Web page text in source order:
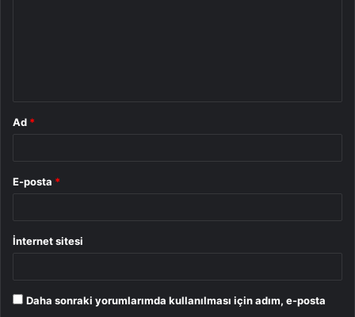
Ad *
E-posta *
İnternet sitesi
Daha sonraki yorumlarımda kullanılması için adım, e-posta